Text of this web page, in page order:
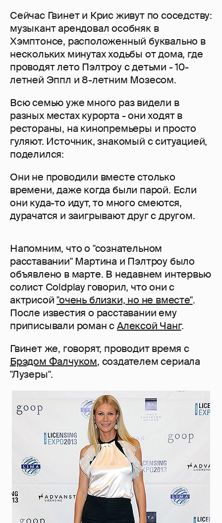
Сейчас Гвинет и Крис живут по соседству:
музыкант арендовал особняк в
Хэмптонсе, расположенный буквально в
нескольких минутах ходьбы от дома, где
проводят лето Пэлтроу с детьми - 10-
летней Эппл и 8-летним Мозесом.
Всю семью уже много раз видели в
разных местах курорта - они ходят в
рестораны, на кинопремьеры и просто
гуляют. Источник, знакомый с ситуацией,
поделился:
Они не проводили вместе столько
времени, даже когда были парой. Если
они куда-то идут, то много смеются,
дурачатся и заигрывают друг с другом.
Напомним, что о "сознательном
расставании" Мартина и Пэлтроу было
объявлено в марте. В недавнем интервью
солист Coldplay говорил, что они с
актрисой"очень близки, но не вместе".
После известия о расставании ему
приписывали роман сАлексой Чанг.
Гвинет же, говорят, проводит время с
Брэдом Фалчуком, создателем сериала
"Лузеры".